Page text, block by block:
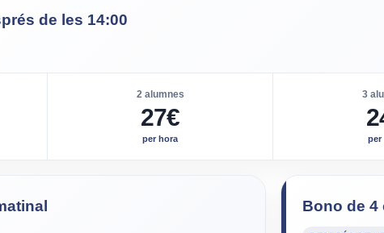
de les 14:00
2 alumnes
27€
per hora
3
per
Bono de 4